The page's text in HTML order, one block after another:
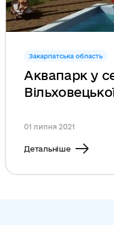
Закарпатська область
Аквапарк у
01 липня 2021
Детальніше